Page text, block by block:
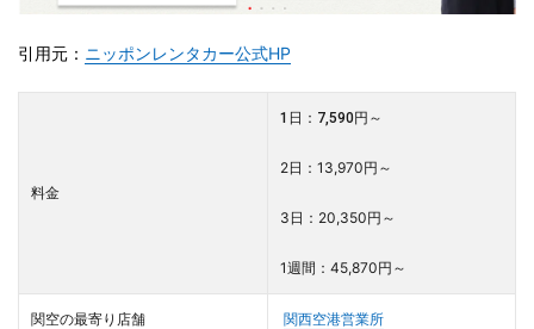
引用元： ニッポンレンタカー公式HP
料金
1日：7,590円～
2日：13,970円～
3日：20,350円～
1週間：45,870円～
関空の最寄り店舗 関西空港営業所